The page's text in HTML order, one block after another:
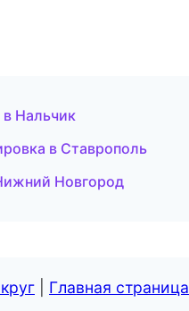
Нальчик
в Ставрополь
Новгород
Главная страница